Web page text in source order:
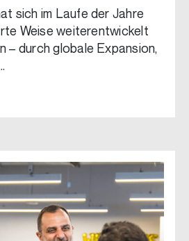
sich im Laufe der Jahre
Weise weiterentwickelt
– durch globale Expansion,